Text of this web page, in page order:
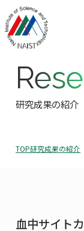
研
研究成果の紹介
TOP研究成果の紹介
血中サイト